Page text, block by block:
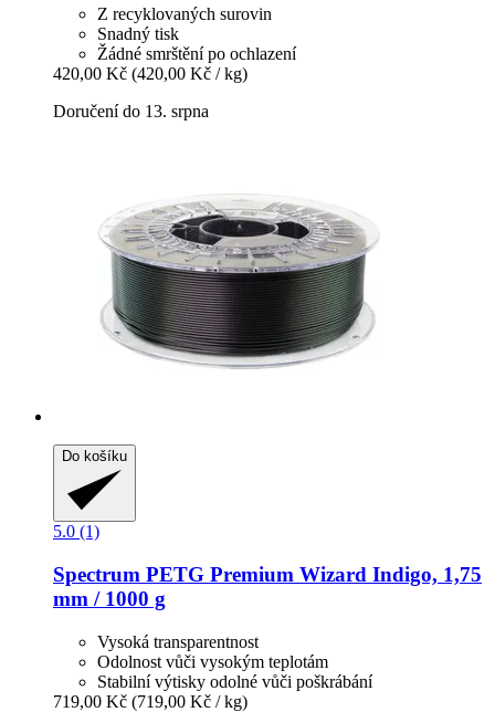
Z recyklovaných surovin
Snadný tisk
Žádné smrštění po ochlazení
420,00 Kč (420,00 Kč / kg)
Doručení do 13. srpna
Do košíku
5.0 (1)
Spectrum PETG Premium Wizard Indigo, 1,75
mm / 1000 g
Vysoká transparentnost
Odolnost vůči vysokým teplotám
Stabilní výtisky odolné vůči poškrábání
719,00 Kč (719,00 Kč / kg)